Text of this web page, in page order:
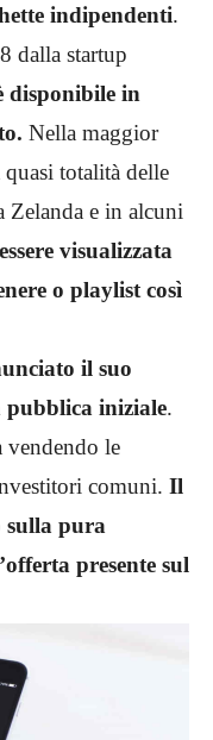
indipendenti.
dalla startup
disponibile in
Nella maggior
quasi totalità delle
e in alcuni
visualizzata
o playlist così
il suo
pubblica iniziale.
vendendo le
comuni. Il
sulla pura
presente sul